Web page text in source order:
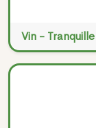
Vin - Tranquille